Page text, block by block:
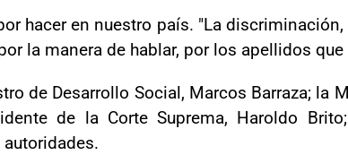
hacer en nuestro país. "La
la manera de hablar, por los apellidos
de Desarrollo Social, Marcos Barraza; la
de la Corte Suprema, Haroldo